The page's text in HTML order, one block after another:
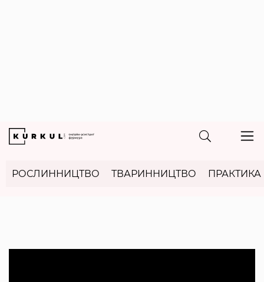
РОСЛИННИЦТВО ТВАРИННИЦТВО ПРАКТИКА